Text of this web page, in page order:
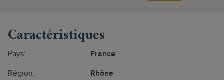
Caractéristiques
Pays: France
Région: Rhône